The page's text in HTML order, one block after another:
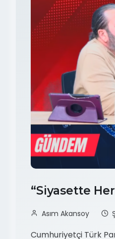
“Siyasette
Asım Akansoy
Cumhuriyetçi Türk